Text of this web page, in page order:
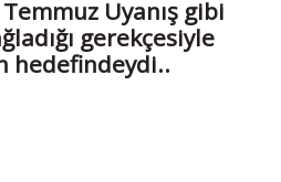
Temmuz Uyanış gibi
gerekçesiyle
hedefindeydi..